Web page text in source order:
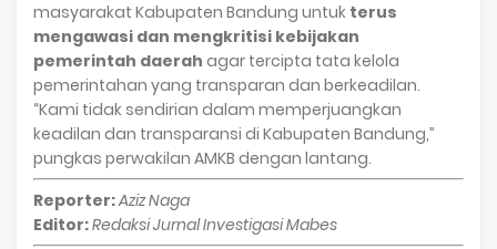
masyarakat Kabupaten Bandung untuk terus
mengawasi dan mengkritisi kebijakan
pemerintah daerah agar tercipta tata kelola
pemerintahan yang transparan dan berkeadilan.
“Kami tidak sendirian dalam memperjuangkan
keadilan dan transparansi di Kabupaten Bandung,”
pungkas perwakilan AMKB dengan lantang.
Reporter:Aziz Naga
Editor:Redaksi Jurnal Investigasi Mabes